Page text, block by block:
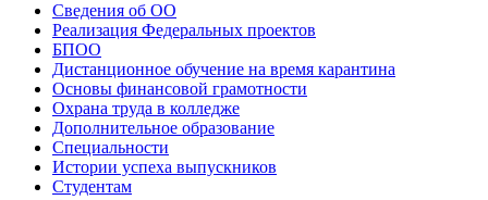
Сведения об ОО
Реализация Федеральных проектов
БПОО
Дистанционное обучение на время карантина
Основы финансовой грамотности
Охрана труда в колледже
Дополнительное образование
Специальности
Истории успеха выпускников
Студентам